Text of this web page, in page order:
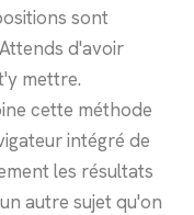
sont
d'avoir
mettre.
cette méthode
intégré de
les résultats
autre sujet qu'on